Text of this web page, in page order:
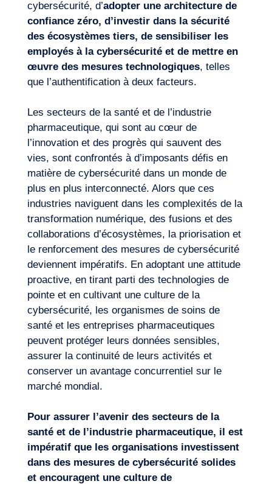
cybersécurité, d’adopter une architecture de
confiance zéro, d’investir dans la sécurité
des écosystèmes tiers, de sensibiliser les
employés à la cybersécurité et de mettre en
œuvre des mesures technologiques, telles
que l’authentification à deux facteurs.
Les secteurs de la santé et de l’industrie
pharmaceutique, qui sont au cœur de
l’innovation et des progrès qui sauvent des
vies, sont confrontés à d’imposants défis en
matière de cybersécurité dans un monde de
plus en plus interconnecté. Alors que ces
industries naviguent dans les complexités de la
transformation numérique, des fusions et des
collaborations d’écosystèmes, la priorisation et
le renforcement des mesures de cybersécurité
deviennent impératifs. En adoptant une attitude
proactive, en tirant parti des technologies de
pointe et en cultivant une culture de la
cybersécurité, les organismes de soins de
santé et les entreprises pharmaceutiques
peuvent protéger leurs données sensibles,
assurer la continuité de leurs activités et
conserver un avantage concurrentiel sur le
marché mondial.
Pour assurer l’avenir des secteurs de la
santé et de l’industrie pharmaceutique, il est
impératif que les organisations investissent
dans des mesures de cybersécurité solides
et encouragent une culture de